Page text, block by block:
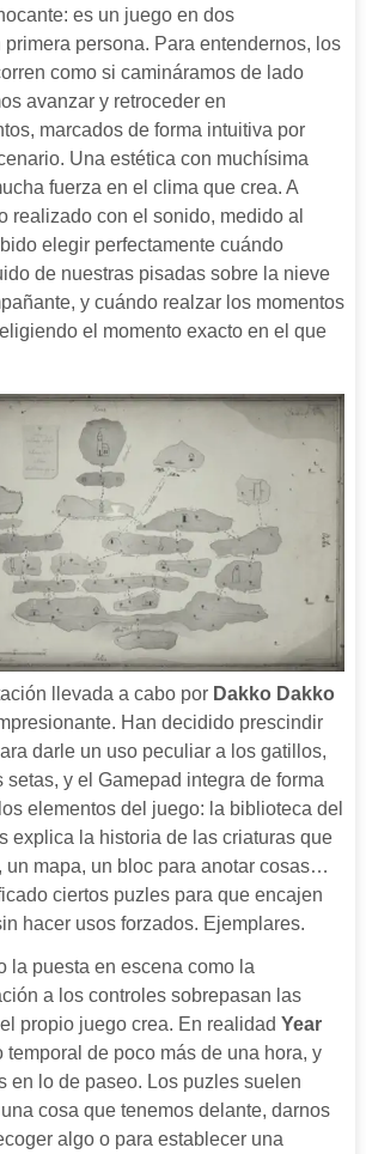
es un juego en dos
persona. Para entendernos, los
como si camináramos de lado
avanzar y retroceder en
marcados de forma intuitiva por
Una estética con muchísima
fuerza en el clima que crea. A
realizado con el sonido, medido al
elegir perfectamente cuándo
de nuestras pisadas sobre la nieve
y cuándo realzar los momentos
el momento exacto en el que
llevada a cabo por Dakko Dakko
Han decidido prescindir
darle un uso peculiar a los gatillos,
setas, y el Gamepad integra de forma
elementos del juego: la biblioteca del
explica la historia de las criaturas que
un mapa, un bloc para anotar cosas…
ciertos puzles para que encajen
hacer usos forzados. Ejemplares.
la puesta en escena como la
a los controles sobrepasan las
propio juego crea. En realidad Year
de poco más de una hora, y
en lo de paseo. Los puzles suelen
cosa que tenemos delante, darnos
algo o para establecer una